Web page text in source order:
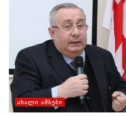
ᲐᲮᲐᲚᲘ ᲐᲛᲑᲔᲑᲘ